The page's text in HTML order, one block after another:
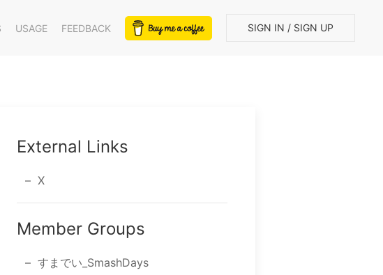
USAGE FEEDBACK SIGN IN / SIGN UP
External Links
X
Member Groups
すまでい_SmashDays